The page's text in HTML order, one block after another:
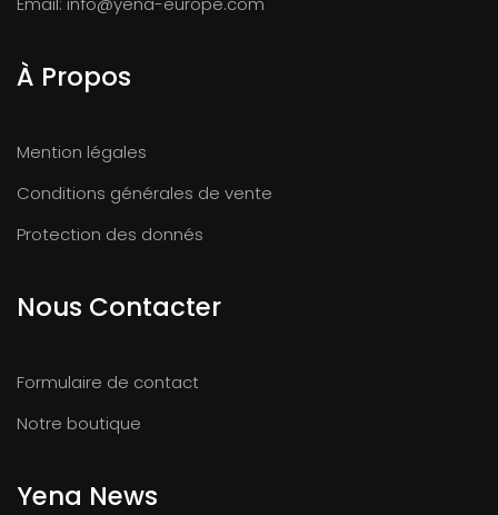
À Propos
Mention légales
Conditions générales de vente
Protection des donnés
Nous Contacter
Formulaire de contact
Notre boutique
Yena News